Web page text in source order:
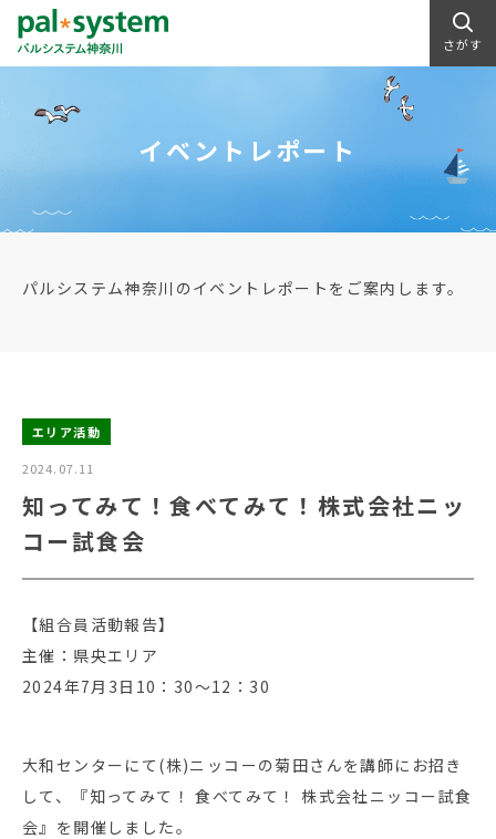
さがす
イベントレポート
パルシステム神奈川のイベントレポートをご案内します。
エリア活動
2024.07.11
知ってみて！食べてみて！株式会社ニッ
コー試食会
【組合員活動報告】
主催：県央エリア
2024年7月3日10：30～12：30
大和センターにて(株)ニッコーの菊田さんを講師にお招き
して、『知ってみて！ 食べてみて！ 株式会社ニッコー試食
会』を開催しました。